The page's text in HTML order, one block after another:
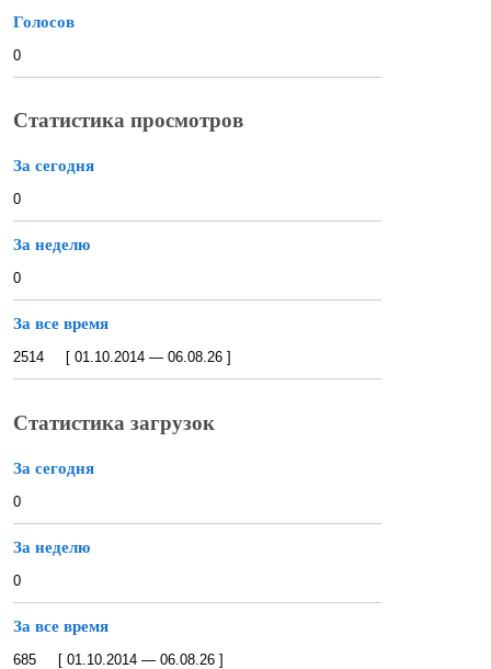
Голосов
0
Статистика просмотров
За сегодня
0
За неделю
0
За все время
2514 [ 01.10.2014 — 06.08.26 ]
Статистика загрузок
За сегодня
0
За неделю
0
За все время
685 [ 01.10.2014 — 06.08.26 ]